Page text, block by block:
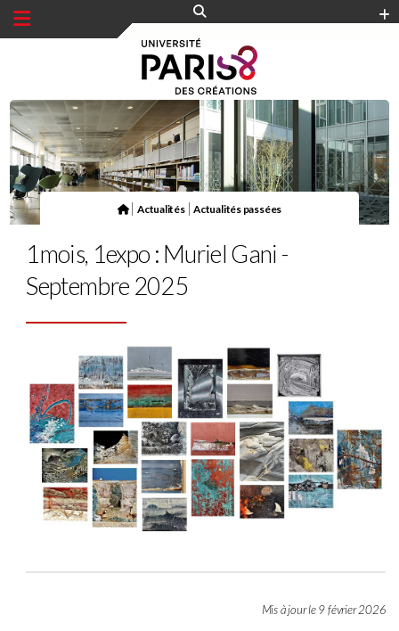
Actualités |Actualités passées
1mois, 1expo : Muriel Gani -
Septembre 2025
Mis à jour le 9 février 2026
Panneau de gestion des cookies